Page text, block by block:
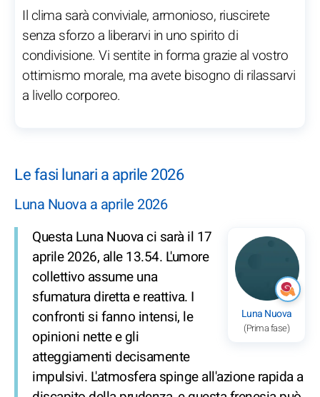
Il clima sarà conviviale, armonioso, riuscirete
senza sforzo a liberarvi in uno spirito di
condivisione. Vi sentite in forma grazie al vostro
ottimismo morale, ma avete bisogno di rilassarvi
a livello corporeo.
Le fasi lunari a aprile 2026
Luna Nuova a aprile 2026
Luna Nuova
(Prima fase)
Questa Luna Nuova ci sarà il 17
aprile 2026, alle 13.54. L'umore
collettivo assume una
sfumatura diretta e reattiva. I
confronti si fanno intensi, le
opinioni nette e gli
atteggiamenti decisamente
impulsivi. L'atmosfera spinge all'azione rapida a